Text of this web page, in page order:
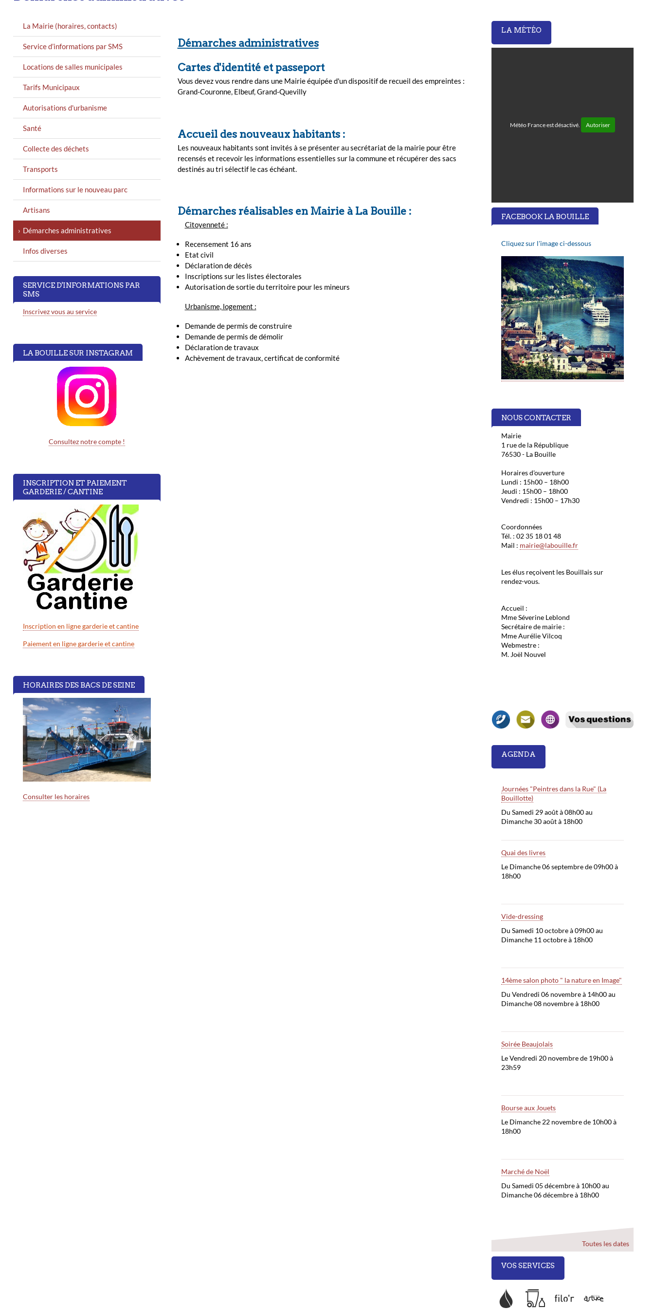
Démarches administratives
Cartes d'identité et passeport
Vous devez vous rendre dans une Mairie équipée d'un dispositif de recueil des empreintes :
Grand-Couronne, Elbeuf, Grand-Quevilly
Accueil des nouveaux habitants :
Les nouveaux habitants sont invités à se présenter au secrétariat de la mairie pour être
recensés et recevoir les informations essentielles sur la commune et récupérer des sacs
destinés au tri sélectif le cas échéant.
Démarches réalisables en Mairie à La Bouille :
Citoyenneté :
Recensement 16 ans
Etat civil
Déclaration de décès
Inscriptions sur les listes électorales
Autorisation de sortie du territoire pour les mineurs
Urbanisme, logement :
Demande de permis de construire
Demande de permis de démolir
Déclaration de travaux
Achèvement de travaux, certificat de conformité
MENU
La Mairie (horaires, contacts)
Service d’informations par SMS
Locations de salles municipales
Tarifs Municipaux
Autorisations d'urbanisme
Santé
Collecte des déchets
Transports
Informations sur le nouveau parc
Artisans
Démarches administratives
Infos diverses
SERVICE D'INFORMATIONS PAR
SMS
Inscrivez vous au service
LA BOUILLE SUR INSTAGRAM
Consultez notre compte !
INSCRIPTION ET PAIEMENT
GARDERIE / CANTINE
Inscription en ligne garderie et cantine
Paiement en ligne garderie et cantine
HORAIRES DES BACS DE SEINE
Consulter les horaires
LA MÉTÉO
Météo France est désactivé. Autoriser
FACEBOOK LA BOUILLE
Cliquez sur l'image ci-dessous
NOUS CONTACTER
Mairie
1 rue de la République
76530 - La Bouille
Horaires d'ouverture
Lundi : 15h00 – 18h00
Jeudi : 15h00 – 18h00
Vendredi : 15h00 – 17h30
Coordonnées
Tél. : 02 35 18 01 48
Mail : mairie@labouille.fr
Les élus reçoivent les Bouillais sur
rendez-vous.
Accueil :
Mme Séverine Leblond
Secrétaire de mairie :
Mme Aurélie Vilcoq
Webmestre :
M. Joël Nouvel
AGENDA
Journées "Peintres dans la Rue" (La
Bouillotte)
Du Samedi 29 août à 08h00 au
Dimanche 30 août à 18h00
Quai des livres
Le Dimanche 06 septembre de 09h00 à
18h00
Vide-dressing
Du Samedi 10 octobre à 09h00 au
Dimanche 11 octobre à 18h00
14ème salon photo " la nature en Image"
Du Vendredi 06 novembre à 14h00 au
Dimanche 08 novembre à 18h00
Soirée Beaujolais
Le Vendredi 20 novembre de 19h00 à
23h59
Bourse aux Jouets
Le Dimanche 22 novembre de 10h00 à
18h00
Marché de Noël
Du Samedi 05 décembre à 10h00 au
Dimanche 06 décembre à 18h00
Toutes les dates
VOS SERVICES